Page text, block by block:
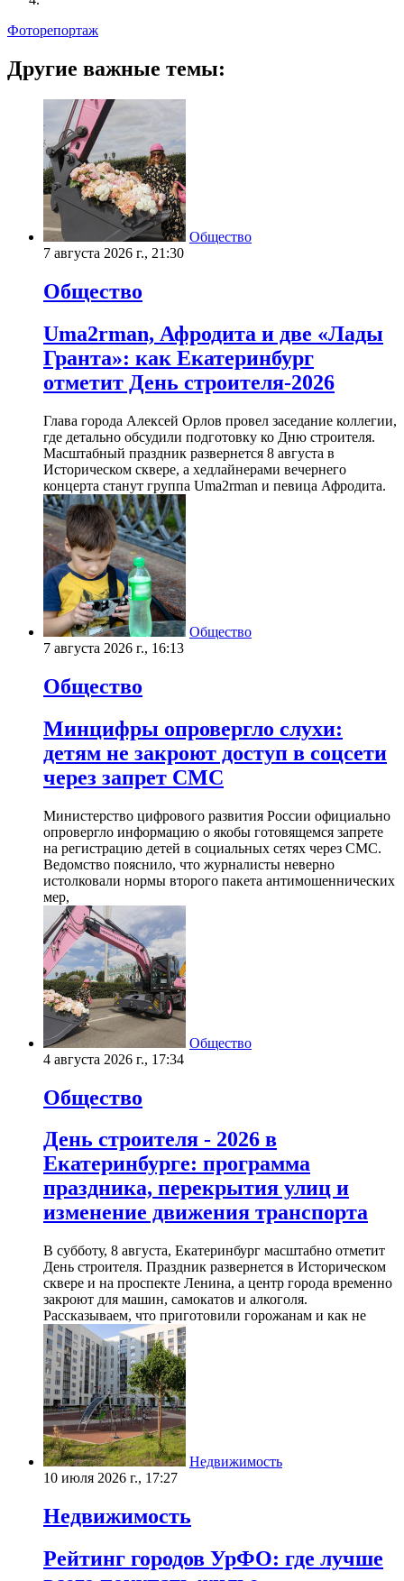
Фоторепортаж
Другие важные темы:
Общество
7 августа 2026 г., 21:30
Общество
Uma2rman, Афродита и две «Лады
Гранта»: как Екатеринбург
отметит День строителя-2026
Глава города Алексей Орлов провел заседание коллегии,
где детально обсудили подготовку ко Дню строителя.
Масштабный праздник развернется 8 августа в
Историческом сквере, а хедлайнерами вечернего
концерта станут группа Uma2rman и певица Афродита.
Общество
7 августа 2026 г., 16:13
Общество
Минцифры опровергло слухи:
детям не закроют доступ в соцсети
через запрет СМС
Министерство цифрового развития России официально
опровергло информацию о якобы готовящемся запрете
на регистрацию детей в социальных сетях через СМС.
Ведомство пояснило, что журналисты неверно
истолковали нормы второго пакета антимошеннических
мер,
Общество
4 августа 2026 г., 17:34
Общество
День строителя - 2026 в
Екатеринбурге: программа
праздника, перекрытия улиц и
изменение движения транспорта
В субботу, 8 августа, Екатеринбург масштабно отметит
День строителя. Праздник развернется в Историческом
сквере и на проспекте Ленина, а центр города временно
закроют для машин, самокатов и алкоголя.
Рассказываем, что приготовили горожанам и как не
Недвижимость
10 июля 2026 г., 17:27
Недвижимость
Рейтинг городов УрФО: где лучше